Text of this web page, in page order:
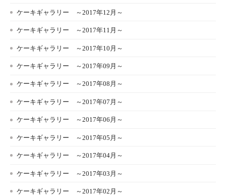
ケーキギャラリー ～2017年12月～
ケーキギャラリー ～2017年11月～
ケーキギャラリー ～2017年10月～
ケーキギャラリー ～2017年09月～
ケーキギャラリー ～2017年08月～
ケーキギャラリー ～2017年07月～
ケーキギャラリー ～2017年06月～
ケーキギャラリー ～2017年05月～
ケーキギャラリー ～2017年04月～
ケーキギャラリー ～2017年03月～
ケーキギャラリー ～2017年02月～